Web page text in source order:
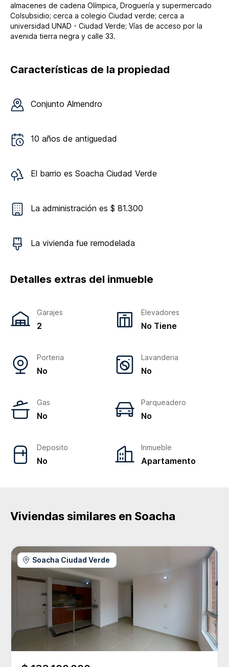
almacenes de cadena Olímpica, Droguería y supermercado
Colsubsidio; cerca a colegio Ciudad verde; cerca a
universidad UNAD - Ciudad Verde; Vías de acceso por la
avenida tierra negra y calle 33.
Características de la propiedad
Conjunto Almendro
10 años de antiguedad
El barrio es Soacha Ciudad Verde
La administración es $ 81.300
La vivienda fue remodelada
Detalles extras del inmueble
Garajes
2
Elevadores
No Tiene
Porteria
No
Lavanderia
No
Gas
No
Parqueadero
No
Deposito
No
Inmueble
Apartamento
Viviendas similares en Soacha
Soacha Ciudad Verde